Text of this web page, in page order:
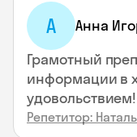
А Анна
Грамотный
информации в
удовольствием!
Репетитор: